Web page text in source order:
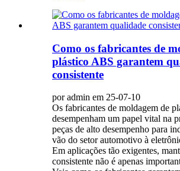
Como os fabricantes de
plástico ABS garantem
consistente
por admin em 25-07-10
Os fabricantes de moldagem de
desempenham um papel vital na
peças de alto desempenho para
vão do setor automotivo à
Em aplicações tão exigentes,
consistente não é apenas